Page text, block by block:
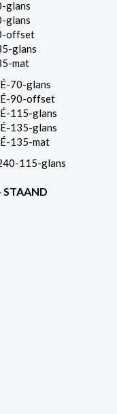
glans
glans
offset
glans
mat
70-glans
90-offset
115-glans
135-glans
135-mat
115-glans
STAAND